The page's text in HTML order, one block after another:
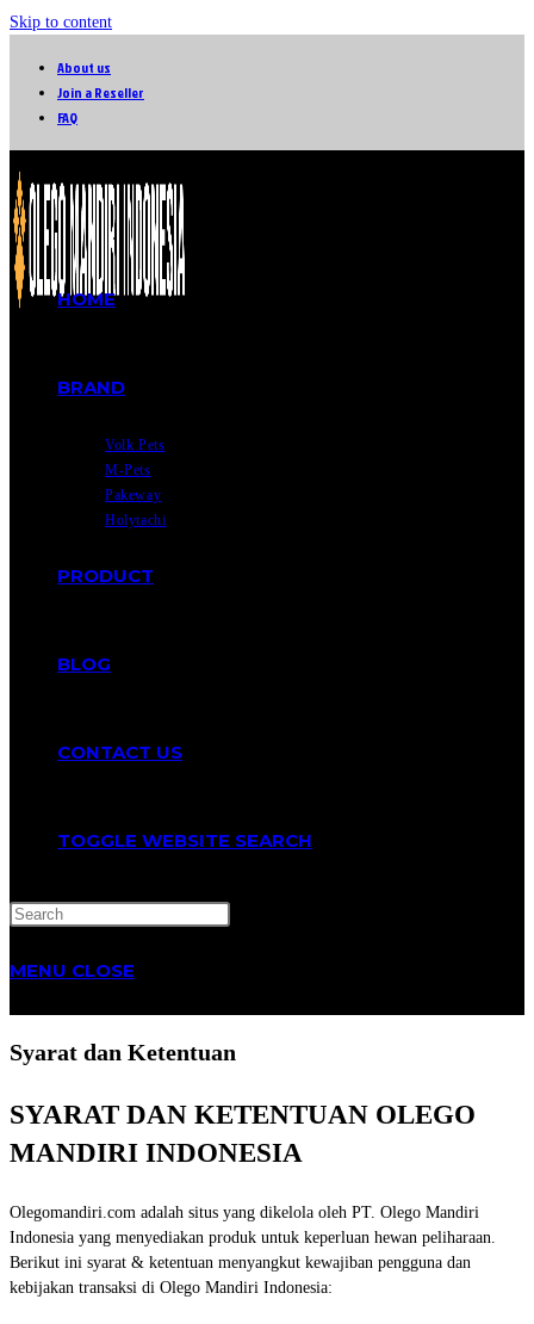
Skip to content
About us
Join a Reseller
FAQ
HOME
BRAND
Volk Pets
M-Pets
Pakeway
Holytachi
PRODUCT
BLOG
CONTACT US
TOGGLE WEBSITE SEARCH
MENU CLOSE
Syarat dan Ketentuan
SYARAT DAN KETENTUAN OLEGO
MANDIRI INDONESIA
Olegomandiri.com adalah situs yang dikelola oleh PT. Olego Mandiri
Indonesia yang menyediakan produk untuk keperluan hewan peliharaan.
Berikut ini syarat & ketentuan menyangkut kewajiban pengguna dan
kebijakan transaksi di Olego Mandiri Indonesia: